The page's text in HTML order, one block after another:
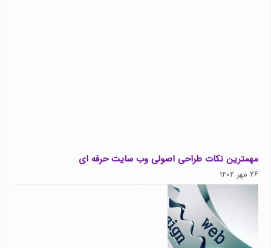
مهمترین نکات طراحی اصولی وب سایت حرفه ای
۲۶ مهر ۱۴۰۲